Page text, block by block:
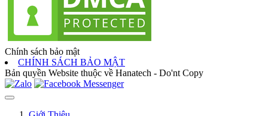
Chính sách bảo mật
CHÍNH SÁCH BẢO MẬT
Bản quyền Website thuộc về Hanatech - Do'nt Copy